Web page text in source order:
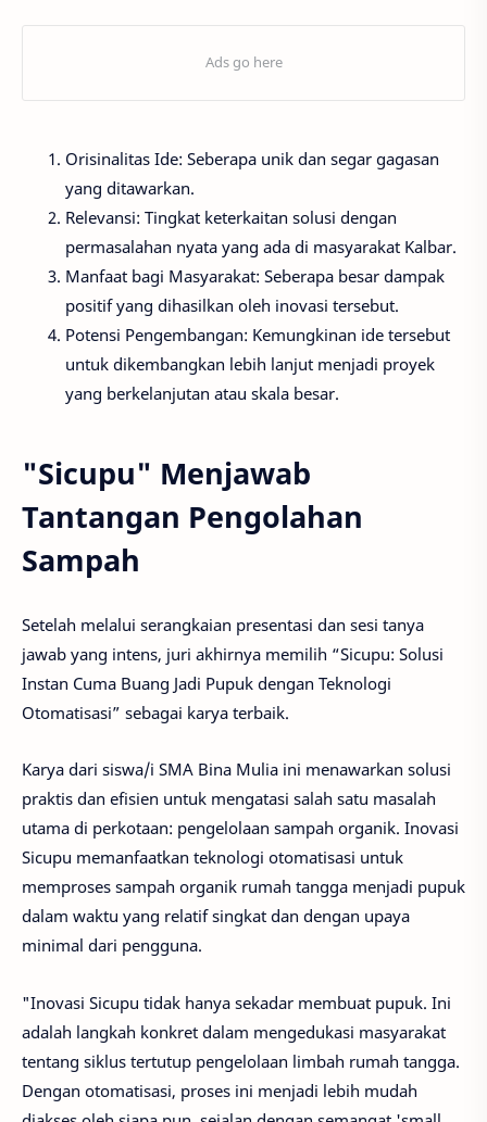
Orisinalitas Ide: Seberapa unik dan segar gagasan
yang ditawarkan.
Relevansi: Tingkat keterkaitan solusi dengan
permasalahan nyata yang ada di masyarakat Kalbar.
Manfaat bagi Masyarakat: Seberapa besar dampak
positif yang dihasilkan oleh inovasi tersebut.
Potensi Pengembangan: Kemungkinan ide tersebut
untuk dikembangkan lebih lanjut menjadi proyek
yang berkelanjutan atau skala besar.
"Sicupu" Menjawab
Tantangan Pengolahan
Sampah
Setelah melalui serangkaian presentasi dan sesi tanya
jawab yang intens, juri akhirnya memilih “Sicupu: Solusi
Instan Cuma Buang Jadi Pupuk dengan Teknologi
Otomatisasi” sebagai karya terbaik.
Karya dari siswa/i SMA Bina Mulia ini menawarkan solusi
praktis dan efisien untuk mengatasi salah satu masalah
utama di perkotaan: pengelolaan sampah organik. Inovasi
Sicupu memanfaatkan teknologi otomatisasi untuk
memproses sampah organik rumah tangga menjadi pupuk
dalam waktu yang relatif singkat dan dengan upaya
minimal dari pengguna.
"Inovasi Sicupu tidak hanya sekadar membuat pupuk. Ini
adalah langkah konkret dalam mengedukasi masyarakat
tentang siklus tertutup pengelolaan limbah rumah tangga.
Dengan otomatisasi, proses ini menjadi lebih mudah